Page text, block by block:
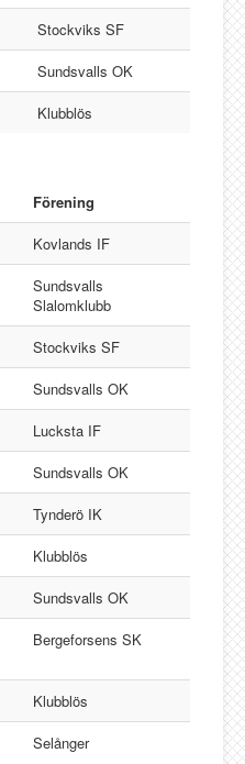
Stockviks SF
Sundsvalls OK
Klubblös
Förening
Kovlands IF
Sundsvalls
Slalomklubb
Stockviks SF
Sundsvalls OK
Lucksta IF
Sundsvalls OK
Tynderö IK
Klubblös
Sundsvalls OK
Bergeforsens SK
Klubblös
Selånger